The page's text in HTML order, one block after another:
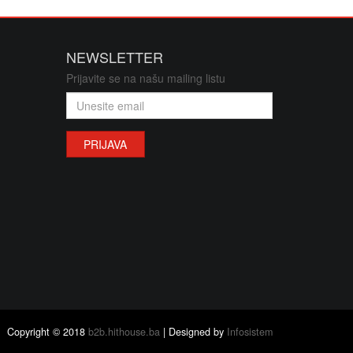
i oprema
boxovi, torbice i stalciNEWSLETTER
Prijavite se na našu mailing listu
PRIJAVA
Copyright © 2018 b2b.hithouse.ba | Designed by Infosistem